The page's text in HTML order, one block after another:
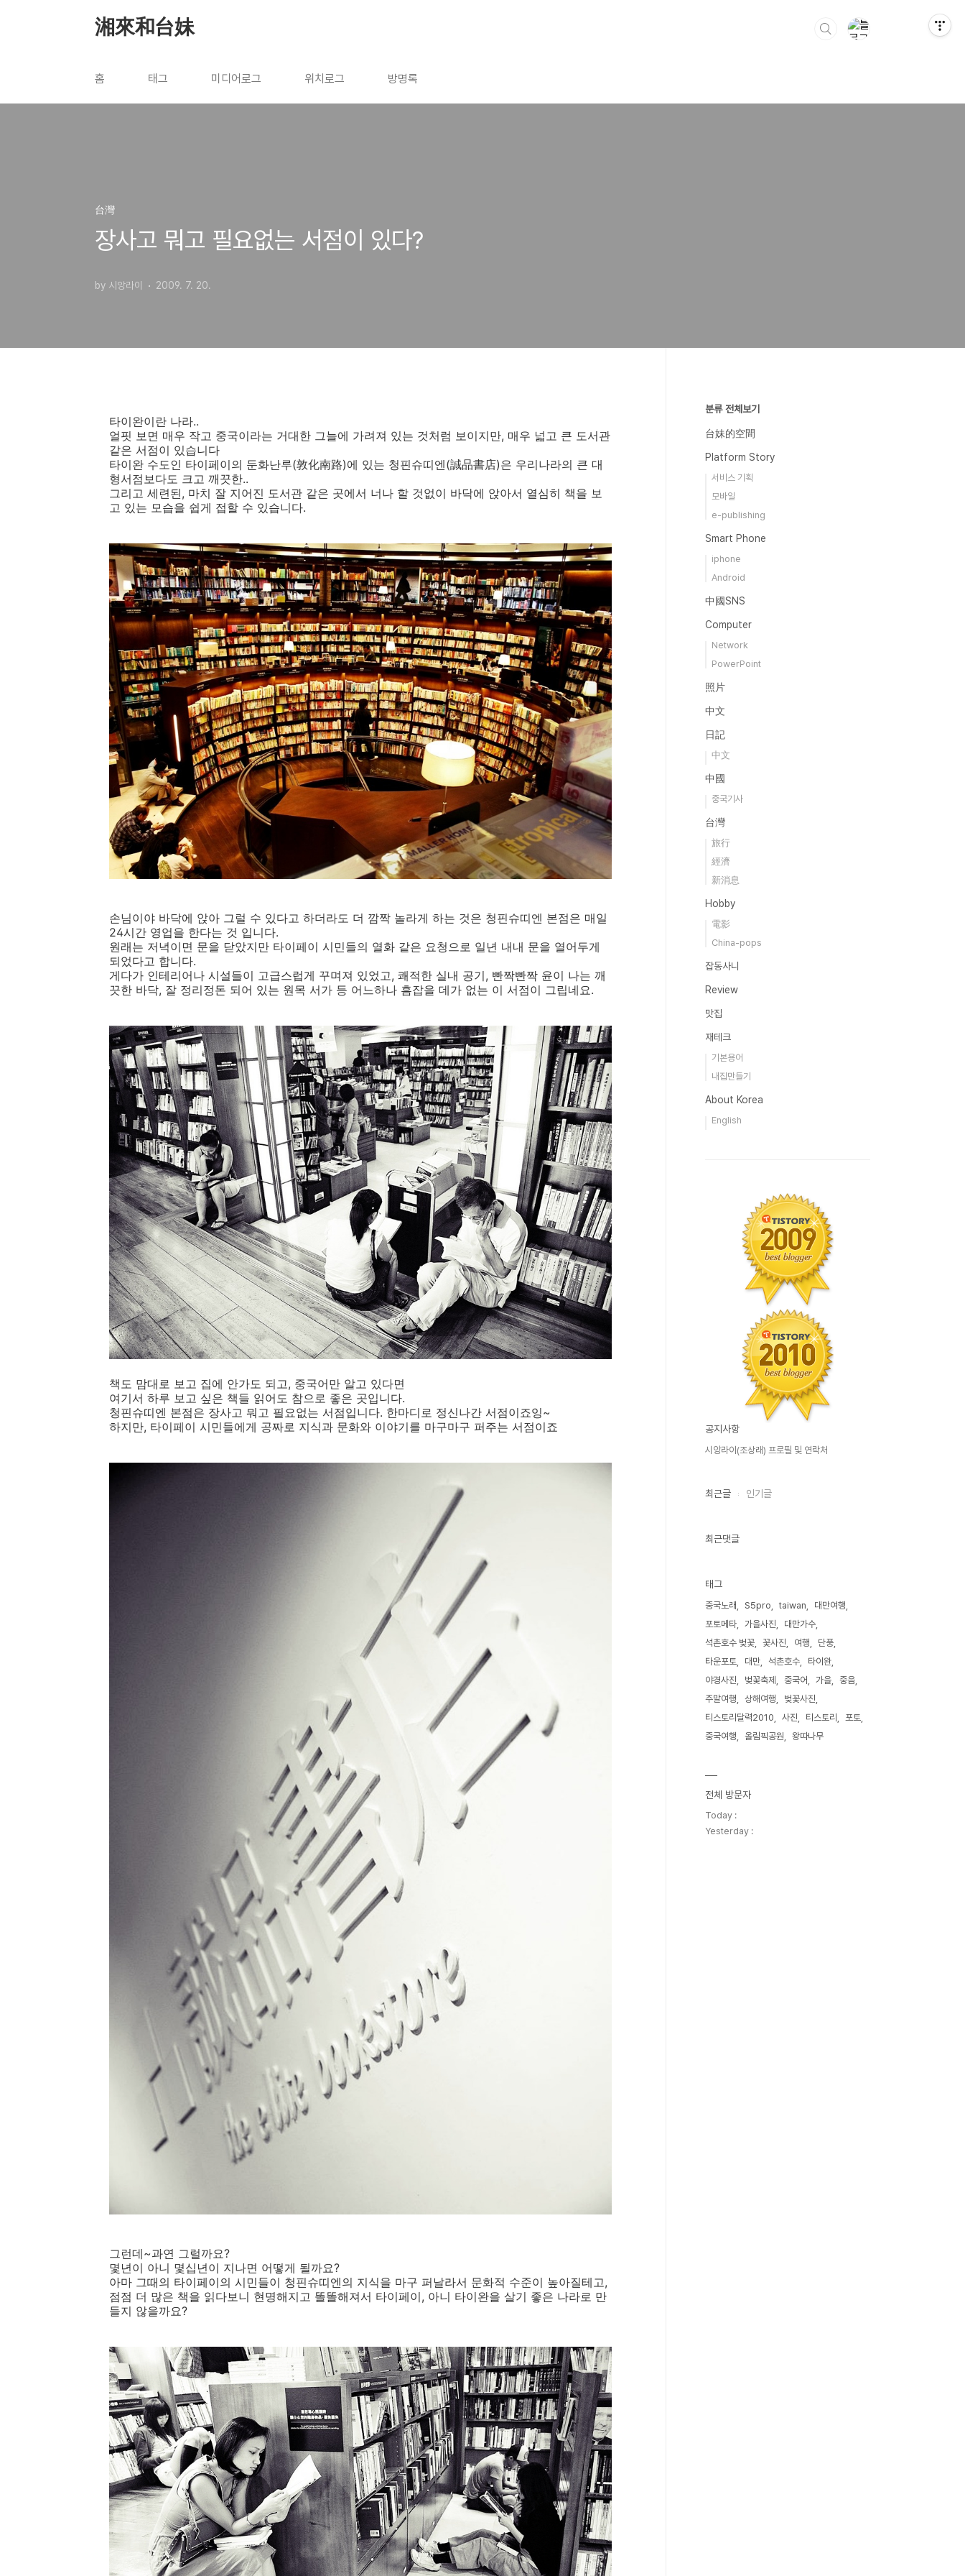
湘來和台妹
홈 태그 미디어로그 위치로그 방명록
台灣
장사고 뭐고 필요없는 서점이 있다?
by 시앙라이 2009. 7. 20.
타이완이란 나라..
얼핏 보면 매우 작고 중국이라는 거대한 그늘에 가려져 있는 것처럼 보이지만, 매우 넓고 큰 도서관
같은 서점이 있습니다
타이완 수도인 타이페이의 둔화난루(敦化南路)에 있는 청핀슈띠엔(誠品書店)은 우리나라의 큰 대
형서점보다도 크고 깨끗한..
그리고 세련된, 마치 잘 지어진 도서관 같은 곳에서 너나 할 것없이 바닥에 앉아서 열심히 책을 보
고 있는 모습을 쉽게 접할 수 있습니다.
손님이야 바닥에 앉아 그럴 수 있다고 하더라도 더 깜짝 놀라게 하는 것은 청핀슈띠엔 본점은 매일
24시간 영업을 한다는 것 입니다.
원래는 저녁이면 문을 닫았지만 타이페이 시민들의 열화 같은 요청으로 일년 내내 문을 열어두게
되었다고 합니다.
게다가 인테리어나 시설들이 고급스럽게 꾸며져 있었고, 쾌적한 실내 공기, 빤짝빤짝 윤이 나는 깨
끗한 바닥, 잘 정리정돈 되어 있는 원목 서가 등 어느하나 흠잡을 데가 없는 이 서점이 그립네요.
책도 맘대로 보고 집에 안가도 되고, 중국어만 알고 있다면
여기서 하루 보고 싶은 책들 읽어도 참으로 좋은 곳입니다.
청핀슈띠엔 본점은 장사고 뭐고 필요없는 서점입니다. 한마디로 정신나간 서점이죠잉~
하지만, 타이페이 시민들에게 공짜로 지식과 문화와 이야기를 마구마구 퍼주는 서점이죠
그런데~과연 그럴까요?
몇년이 아니 몇십년이 지나면 어떻게 될까요?
아마 그때의 타이페이의 시민들이 청핀슈띠엔의 지식을 마구 퍼날라서 문화적 수준이 높아질테고,
점점 더 많은 책을 읽다보니 현명해지고 똘똘해져서 타이페이, 아니 타이완을 살기 좋은 나라로 만
들지 않을까요?
분류 전체보기
台妹的空間
Platform Story
서비스 기획
모바일
e-publishing
Smart Phone
iphone
Android
中國SNS
Computer
Network
PowerPoint
照片
中文
日記
中文
中國
중국기사
台灣
旅行
經濟
新消息
Hobby
電影
China-pops
잡동사니
Review
맛집
재테크
기본용어
내집만들기
About Korea
English
공지사항
시앙라이(조상래) 프로필 및 연락처
최근글 인기글
최근댓글
태그
중국노래 S5pro taiwan
대만여행
포토메타
가을사진
대만가수
석촌호수 벚꽃
꽃사진 여행
단풍
타운포토
대만 석촌호수
타이완
야경사진
벚꽃축제 중국어 가을
중음
주말여행
상해여행
벚꽃사진
티스토리달력2010
사진 티스토리
포토
중국여행
올림픽공원 왕따나무
전체 방문자
Today :
Yesterday :